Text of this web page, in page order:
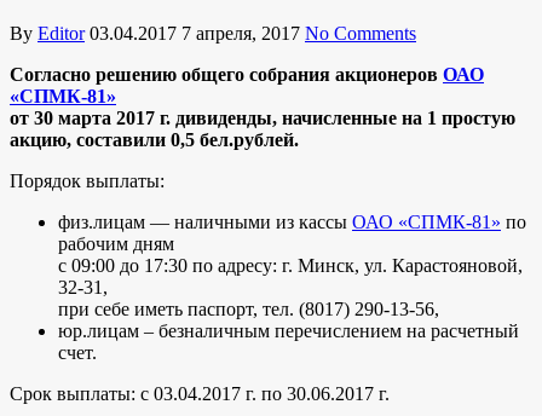
By Editor 03.04.2017 7 апреля, 2017 No Comments
Согласно решению общего собрания акционеров ОАО
«СПМК-81»
от 30 марта 2017 г. дивиденды, начисленные на 1 простую
акцию, составили 0,5 бел.рублей.
Порядок выплаты:
физ.лицам — наличными из кассы ОАО «СПМК-81» по
рабочим дням
с 09:00 до 17:30 по адресу: г. Минск, ул. Карастояновой,
32-31,
при себе иметь паспорт, тел. (8017) 290-13-56,
юр.лицам – безналичным перечислением на расчетный
счет.
Срок выплаты: с 03.04.2017 г. по 30.06.2017 г.